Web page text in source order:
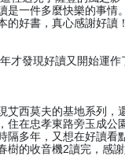
是一件多麼快樂的事情
的好書，真心感謝好讀！
才發現好讀又開始運
艾西莫夫的基地系列，
住在忠孝東路旁玉成公
隔多年，又想在好讀看
樹的收音機2讀完，感